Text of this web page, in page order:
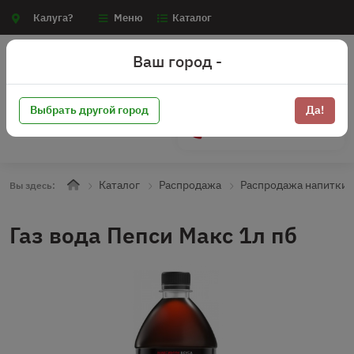
Калуга? Меню Каталог
Вы здесь: Каталог Распродажа Распродажа напитки
Газ вода Пепси Макс 1л пб
Ваш город -
Выбрать другой город Да!